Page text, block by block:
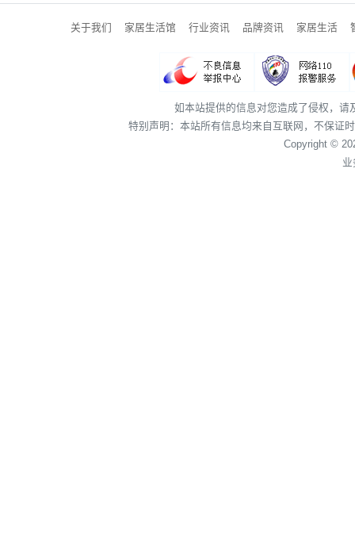
关于我们 家居生活馆 行业资讯 品牌资讯 家居生活
如本站提供的信息对您造成了侵权，
特别声明：本站所有信息均来自互联网，不保证
Copyright ©